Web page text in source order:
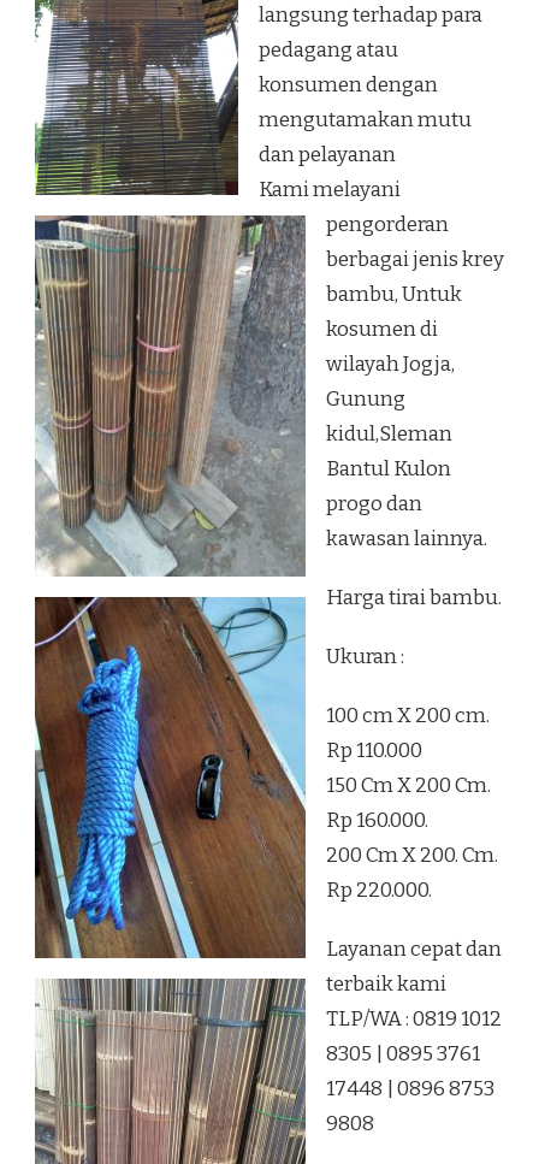
langsung terhadap para
pedagang atau
konsumen dengan
mengutamakan mutu
dan pelayanan
Kami melayani
pengorderan
berbagai jenis krey
bambu, Untuk
kosumen di
wilayah Jogja,
Gunung
kidul,Sleman
Bantul Kulon
progo dan
kawasan lainnya.
Harga tirai bambu.
Ukuran :
100 cm X 200 cm.
Rp 110.000
150 Cm X 200 Cm.
Rp 160.000.
200 Cm X 200. Cm.
Rp 220.000.
Layanan cepat dan
terbaik kami
TLP/WA : 0819 1012
8305 | 0895 3761
17448 | 0896 8753
9808